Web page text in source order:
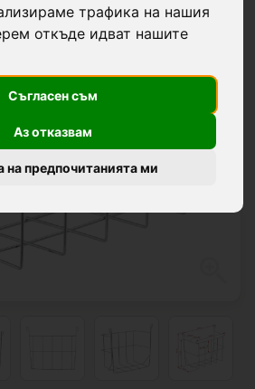
трафика на нашия
откъде идват нашите
Съгласен съм
Аз отказвам
на предпочитанията ми